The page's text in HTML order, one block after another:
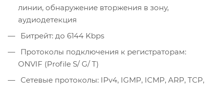
линии, обнаружение вторжения в зону,
аудиодетекция
Битрейт: до 6144 Kbps
Протоколы подключения к регистраторам:
ONVIF (Profile S/ G/ T)
Сетевые протоколы: IPv4, IGMP, ICMP, ARP, TCP,